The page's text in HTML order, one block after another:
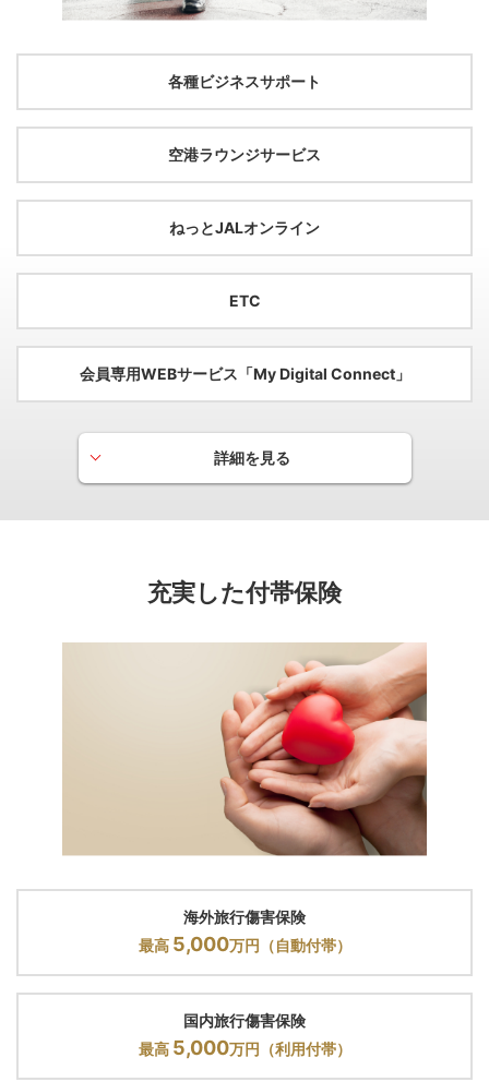
各種ビジネスサポート
空港ラウンジサービス
ねっとJALオンライン
ETC
会員専用WEBサービス「My Digital Connect」
各種ビジネスサポート
ビジネスシーンでお使いいただけるご優待サービスを提
国内主要空港に加え、ダニエル・K・イノウエ国際空港
（ホノルル）のラウンジも無料でご利用いただけます。待
ビスでおくつろぎください。
ねっとJALオンライン
JALオンライン専用運賃など各種割引運賃がご利用いただ
詳細を見る
充実した付帯保険
海外旅行傷害保険
最高 5,000万円（自動付帯）
国内旅行傷害保険
最高 5,000万円（利用付帯）